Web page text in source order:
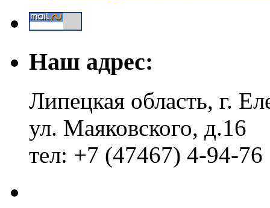
Наш адрес:
Липецкая область, г.
ул. Маяковского, д.16
тел: +7 (47467) 4-94-76